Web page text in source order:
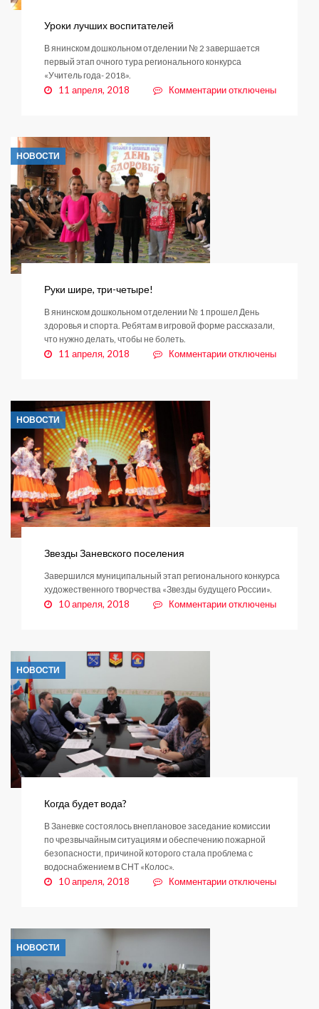
Уроки лучших воспитателей
В янинском дошкольном отделении № 2 завершается
первый этап очного тура регионального конкурса
«Учитель года- 2018».
11 апреля, 2018 Комментариикотключены
НОВОСТИ
Руки шире, три-четыре!
В янинском дошкольном отделении № 1 прошел День
здоровья и спорта. Ребятам в игровой форме рассказали,
что нужно делать, чтобы не болеть.
11 апреля, 2018 Комментариикотключены
НОВОСТИ
Звезды Заневского поселения
Завершился муниципальный этап регионального конкурса
художественного творчества «Звезды будущего России».
10 апреля, 2018 Комментариикотключены
НОВОСТИ
Когда будет вода?
В Заневке состоялось внеплановое заседание комиссии
по чрезвычайным ситуациям и обеспечению пожарной
безопасности, причиной которого стала проблема с
водоснабжением в СНТ «Колос».
10 апреля, 2018 Комментариикотключены
НОВОСТИ